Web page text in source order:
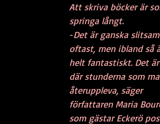
Att skriva böcker är
springa långt.
-Det är ganska
oftast, men ibland så
helt fantastiskt. Det
där stunderna som
återuppleva, säger
författaren Maria
som gästar Eckerö